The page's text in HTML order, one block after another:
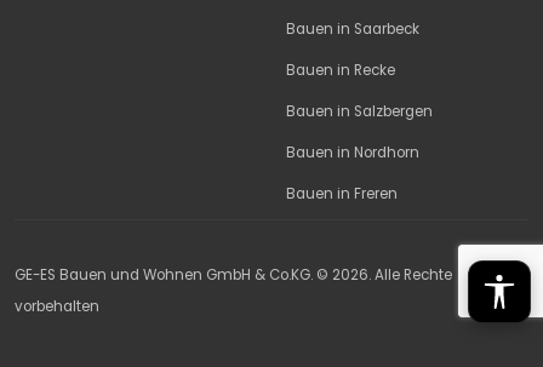
Bauen in Saarbeck
Bauen in Recke
Bauen in Salzbergen
Bauen in Nordhorn
Bauen in Freren
GE-ES Bauen und Wohnen GmbH & Co.KG. © 2026. Alle Rechte
vorbehalten
Zeilenhöhe
Farben
Hochkontrast
Großer Cursor
Links
Animationen